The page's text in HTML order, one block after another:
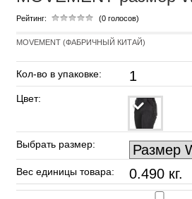
Рейтинг: (0 голосов)
MOVEMENT (ФАБРИЧНЫЙ КИТАЙ)
Кол-во в упаковке: 1
Цвет:
Выбрать размер:
Вес единицы товара: 0.490 кг.